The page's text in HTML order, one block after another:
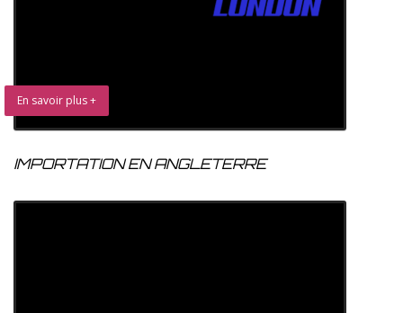
En savoir plus +
IMPORTATION EN ANGLETERRE